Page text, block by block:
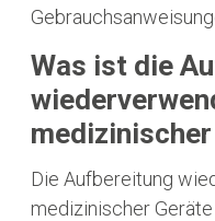
Was ist die
Die Aufbereitung
medizinischer